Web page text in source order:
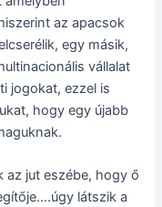
az apacsok
egy másik,
vállalat
jogokat, ezzel is
hogy egy újabb
az jut eszébe, hogy ő
látszik a